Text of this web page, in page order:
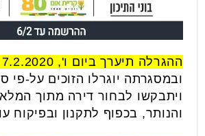
ההגרלה תיערך ביום ו', 7.2.2020 בשעה 9:00
ובמסגרתה יוגרלו הזוכים על-פי
ויתבקשו לבחור דירה מתוך
והנותר, בכפוף לתקנון ובפיקוח